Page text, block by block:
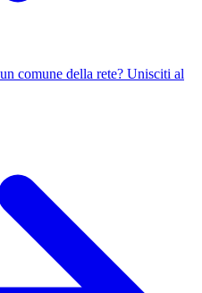
comune della rete? Unisciti al